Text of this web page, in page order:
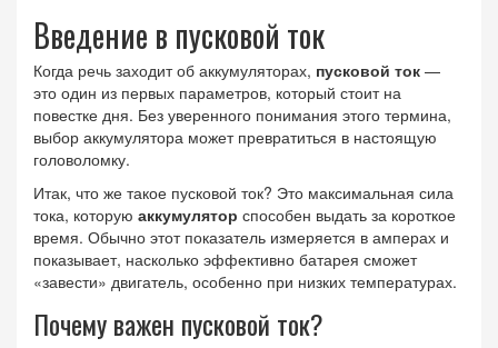
Введение в пусковой ток
Когда речь заходит об аккумуляторах, пусковой ток —
это один из первых параметров, который стоит на
повестке дня. Без уверенного понимания этого термина,
выбор аккумулятора может превратиться в настоящую
головоломку.
Итак, что же такое пусковой ток? Это максимальная сила
тока, которую аккумулятор способен выдать за короткое
время. Обычно этот показатель измеряется в амперах и
показывает, насколько эффективно батарея сможет
«завести» двигатель, особенно при низких температурах.
Почему важен пусковой ток?